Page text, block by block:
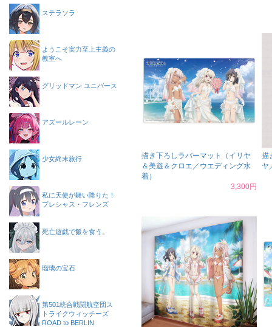
描き下ろしラバーマット（イリヤ
＆美遊＆クロエ／ウエディング水
着）
3,300円
描
ヤ
ステラソラ
ようこそ実力至上主義の
教室へ
グリッドマン ユニバース
アズールレーン
少女終末旅行
私に天使が舞い降りた！
プレシャス・フレンズ
死亡遊戯で飯を食う。
瑠璃の宝石
第501統合戦闘航空団ス
トライクウィッチーズ
ROAD to BERLIN